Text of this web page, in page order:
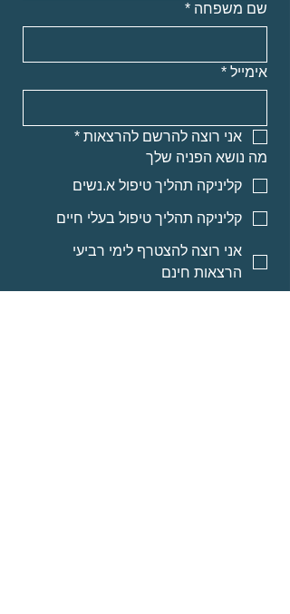
שם משפחה *
אימייל *
אני רוצה להרשם להרצאות *
מה נושא הפניה שלך
קליניקה תהליך טיפול א.נשים
קליניקה תהליך טיפול בעלי חיים
אני רוצה להצטרף לימי רביעי
הרצאות חינם